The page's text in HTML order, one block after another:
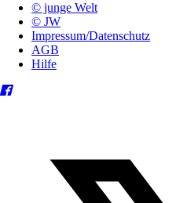
© junge Welt
© JW
Impressum/Datenschutz
AGB
Hilfe